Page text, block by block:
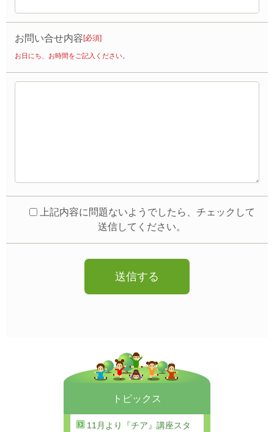
お問い合せ内容 [必須]
お日にち、お時間をご記入ください。
上記内容に問題ないようでしたら、チェックして
送信してください。
トピックス
11月より『チア』講座スタ